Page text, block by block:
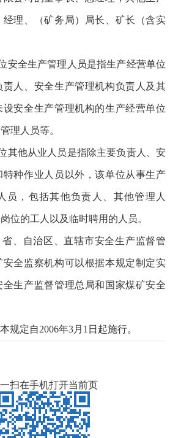
理、（矿务局）局长、矿长（含实
安全生产管理人员是指生产经营单位
人、安全生产管理机构负责人及其
安全生产管理机构的生产经营单位
理人员等。
其他从业人员是指除主要负责人、安
种作业人员以外，该单位从事生产
员，包括其他负责人、其他管理人
位的工人以及临时聘用的人员。
省、自治区、直辖市安全生产监督管
全监察机构可以根据本规定制定实
生产监督管理总局和国家煤矿安全
本规定自2006年3月1日起施行。
扫在手机打开当前页